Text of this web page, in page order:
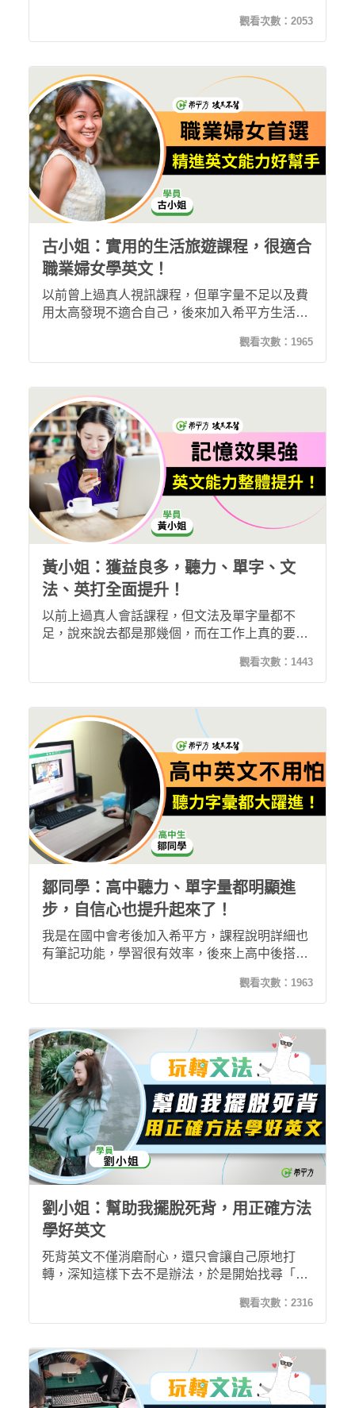
鬆地進修自己，而且學習後印象深刻，就像打遊
戲一樣不知不覺就學習完，感覺非常棒！
觀看次數： 2053
古小姐：實用的生活旅遊課程，很適合
職業婦女學英文！
以前曾上過真人視訊課程，但單字量不足以及費
用太高發現不適合自己，後來加入希平方生活旅
覺自己英文聽力、口說能力的流暢度都有進步！
觀看次數： 1965
黃小姐：獲益良多，聽力、單字、文
法、英打全面提升！
以前上過真人會話課程，但文法及單字量都不
足，說來說去都是那幾個，而在工作上真的要用
學英文真的得要聽真實外國人語速才能真正進
步，那種真人老師放慢速度的根本沒用，而且複
族沒有額外時間背單字、文法的人來說真的很適
合！
觀看次數： 1443
鄒同學：高中聽力、單字量都明顯進
步，自信心也提升起來了！
我是在國中會考後加入希平方，課程說明詳細也
有筆記功能，學習很有效率，後來上高中後搭校
有真接反映在高中英文成績上，但漸漸的我發現
聽力測驗愈來愈不吃力，語速也能跟上，單字量
信心大增！
觀看次數： 1963
劉小姐：幫助我擺脫死背，用正確方法
學好英文
死背英文不僅消磨耐心，還只會讓自己原地打
轉，深知這樣下去不是辦法，於是開始找尋「正
隨地上課，還讓劉小姐擺脫過去死背的學習方
式，真正有效的學好的英文，累積自己的能力，
觀看次數： 2316